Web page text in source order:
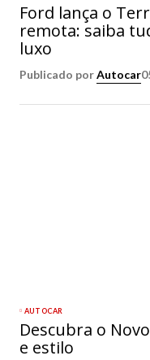
Ford lança o
remota: saiba
luxo
Publicado porAutocar
AUTOCAR
Descubra o
e estilo